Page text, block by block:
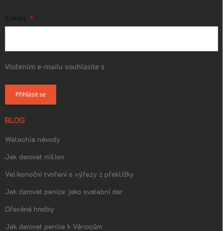
E-MAIL
Vložením e-mailu souhlasíte s
Přihlásit se
BLOG
Walachia návody
Jak darovat milion
Velikonoční tvoření s výřezy z překližky
Jak darovat peníze jako svatební dar
Dřevěné hračky
Jak darovat peníze k Vánocům